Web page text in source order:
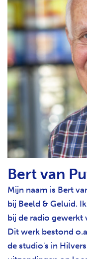
Bert van
Mijn naam is Bert
bij Beeld & Geluid.
bij de radio
Dit werk bestond
de studio's in